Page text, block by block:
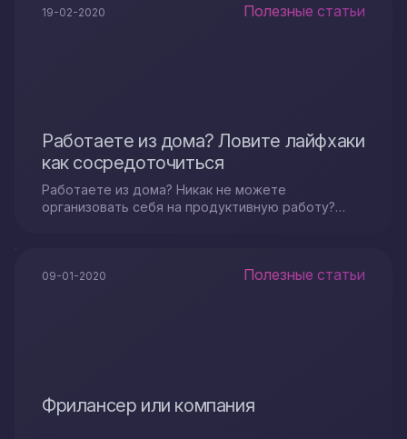
19-02-2020 Полезные статьи
Работаете из дома? Ловите лайфхаки
как сосредоточиться
Работаете из дома? Никак не можете
организовать себя на продуктивную работу?
09-01-2020 Полезные статьи
Фрилансер или компания